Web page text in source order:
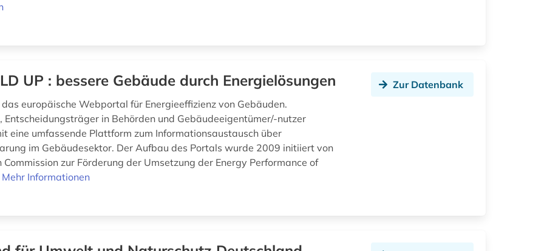
UP : bessere Gebäude durch Energielösungen
das europäische Webportal für Energieeffizienz von Gebäuden.
Entscheidungsträger in Behörden und Gebäudeeigentümer/-nutzer
eine umfassende Plattform zum Informationsaustausch über
im Gebäudesektor. Der Aufbau des Portals wurde 2009 initiiert von
Commission zur Förderung der Umsetzung der Energy Performance of
Mehr Informationen
Zur Datenbank